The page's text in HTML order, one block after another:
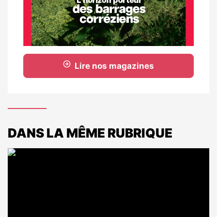
Lire nos magazines
DANS LA MÊME RUBRIQUE